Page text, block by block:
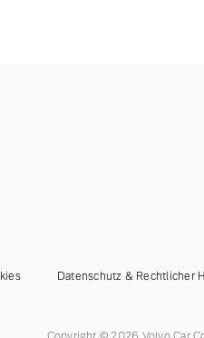
Datenschutz & Rechtlicher